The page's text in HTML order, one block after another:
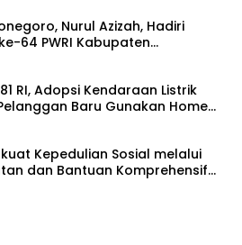
Nurul Azizah, Hadiri
64 PWRI Kabupaten
RI, Adopsi Kendaraan Listrik
Baru Gunakan Home
Kepedulian Sosial melalui
dan Bantuan Komprehensif